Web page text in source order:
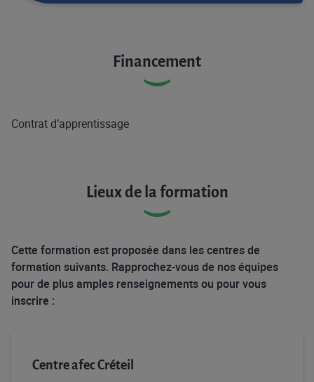
Financement
Contrat d’apprentissage
Lieux de la formation
Cette formation est proposée dans les centres de
formation suivants. Rapprochez-vous de nos équipes
pour de plus amples renseignements ou pour vous
inscrire :
Centre afec Créteil